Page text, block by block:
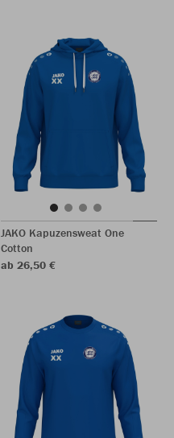
JAKO Kapuzensweat One
Cotton
ab 26,50 €